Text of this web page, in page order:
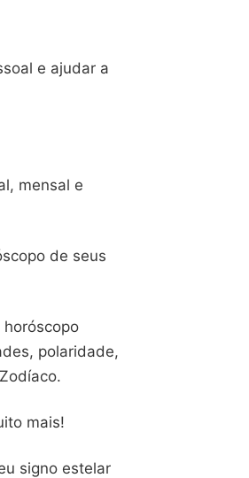
e ajudar a
mensal e
de seus
polaridade,
mais!
signo estelar